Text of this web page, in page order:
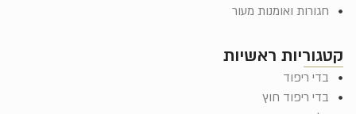
קטגוריות ראשיות
בדי ריפוד
בדי ריפוד חוץ
חגורות ואומנות מעור